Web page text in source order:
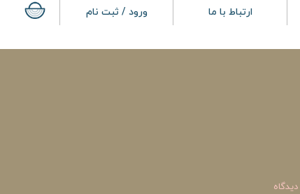
ارتباط با ما ورود / ثبت نام